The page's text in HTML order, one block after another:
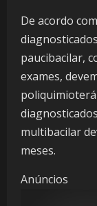
De acordo
paucibacilar,
exames,
multibacilar
meses.
Anúncios